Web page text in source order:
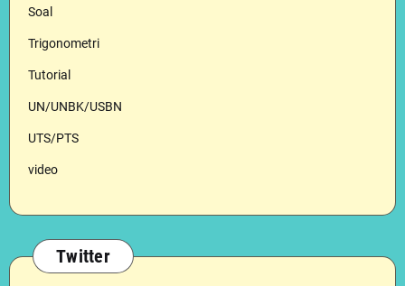
Soal
Trigonometri
Tutorial
UN/UNBK/USBN
UTS/PTS
video
Twitter